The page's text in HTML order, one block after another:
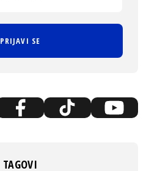
PRIJAVI SE
TAGOVI